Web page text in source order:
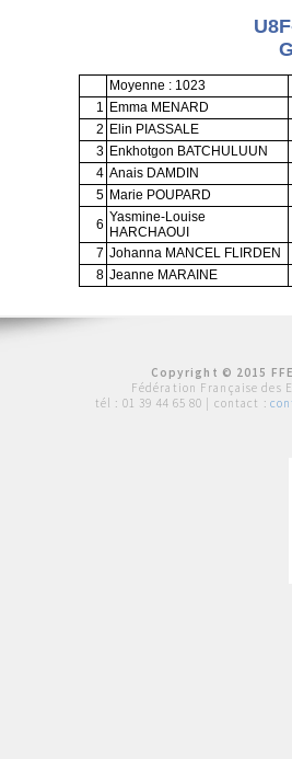
Moyenne : 1023
1 Emma MENARD
2 Elin PIASSALE
3 Enkhotgon BATCHULUUN
4 Anais DAMDIN
5 Marie POUPARD
6 Yasmine-Louise
HARCHAOUI
7 Johanna MANCEL FLIRDEN
8 Jeanne MARAINE
Copyright © 2015
Fédération Française des
tél : 01 39 44 65 80 | contact :